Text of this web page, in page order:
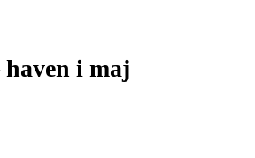
haven i maj